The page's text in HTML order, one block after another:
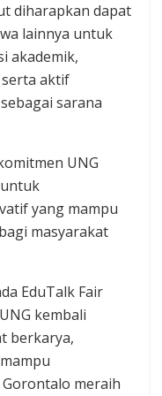
diharapkan dapat
lainnya untuk
akademik,
aktif
sarana
UNG
yang mampu
masyarakat
EduTalk Fair
kembali
berkarya,
meraih